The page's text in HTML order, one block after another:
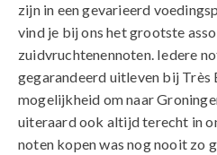
zijn in een gevarieerd
vind je bij ons het grootste
zuidvruchtenennoten. Iedere
gegarandeerd uitleven bij Très
mogelijkheid om naar
uiteraard ook altijd terecht in
noten kopen was nog nooit zo